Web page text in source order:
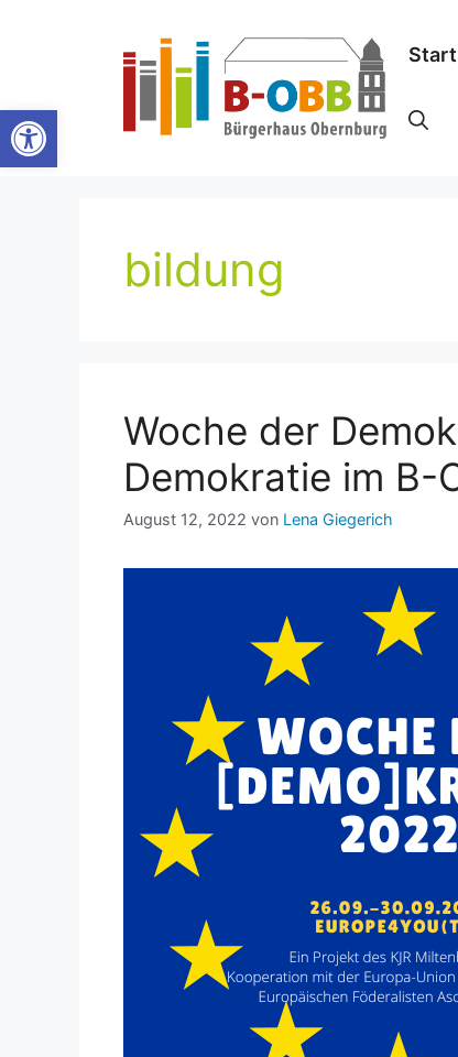
Werkzeugleiste öffnen
Start
bildung
Woche der
Demokratie im B-
August 12, 2022 von Lena Giegerich